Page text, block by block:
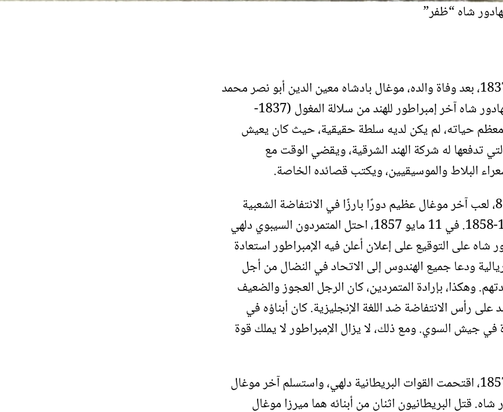
شاه “ظفر”
في سبتمبر 1837، بعد وفاة والده، موغال بادشاه معين الدين أبو نصر محمد
أكبر، أصبح بهادور شاه آخر إمبراطور للهند من سلالة المغول (1837-
معظم حياته، لم يكن لديه سلطة حقيقية، حيث كان يعيش
تدفعها له شركة الهند الشرقية، ويقضي الوقت مع
البلاط والموسيقيين، ويكتب قصائده الخاصة.
في سن ال 82، لعب آخر موغال عظيم دورًا بارزًا في الانتفاضة الشعبية
الهندية 1857-1858. في 11 مايو 1857، احتل المتمردون السيبوي دلهي
شاه على التوقيع على إعلان أعلن فيه الإمبراطور استعادة
ودعا جميع الهندوس إلى الاتحاد في النضال من أجل
وهكذا، بإرادة المتمردين، كان الرجل العجوز والضعيف
على رأس الانتفاضة ضد اللغة الإنجليزية. كان أبناؤه في
جيش السوي. ومع ذلك، لا يزال الإمبراطور لا يملك قوة
في سبتمبر 1857، اقتحمت القوات البريطانية دلهي، واستسلم آخر موغال
شاه. قتل البريطانيون اثنان من أبنائه هما ميرزا ​​موغال